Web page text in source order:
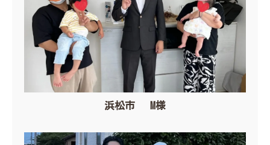
浜松市 M様